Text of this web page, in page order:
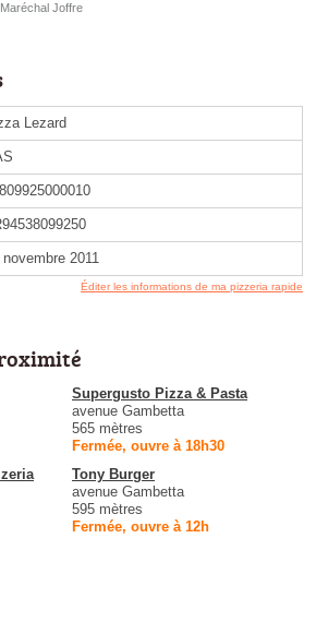
Joffre
Lezard
novembre 2011
Éditer les informations de ma pizzeria rapide
Supergusto Pizza & Pasta
avenue Gambetta
565 mètres
Fermée, ouvre à 18h30
Tony Burger
avenue Gambetta
595 mètres
Fermée, ouvre à 12h